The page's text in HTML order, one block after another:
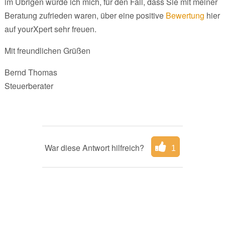
Beratung zufrieden waren, über eine positive Bewertung hier
auf yourXpert sehr freuen.
Mit freundlichen Grüßen
Bernd Thomas
Steuerberater
War diese Antwort hilfreich? 1